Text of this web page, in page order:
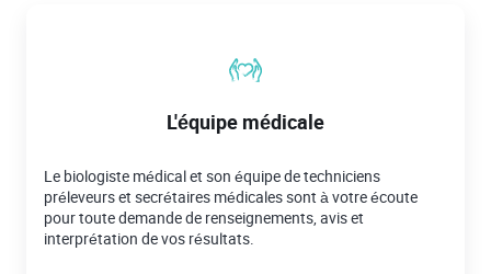
L'équipe médicale
Le biologiste médical et son équipe de techniciens
préleveurs et secrétaires médicales sont à votre écoute
pour toute demande de renseignements, avis et
interprétation de vos résultats.